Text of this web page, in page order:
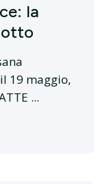
la
19 maggio,
...